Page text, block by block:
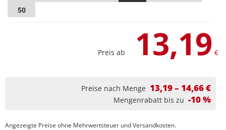
50
Preis ab 13,19 €
Preise nach Menge 13,19 – 14,66 €
Mengenrabatt bis zu -10 %
Angezeigte Preise ohne Mehrwertsteuer und Versandkosten.